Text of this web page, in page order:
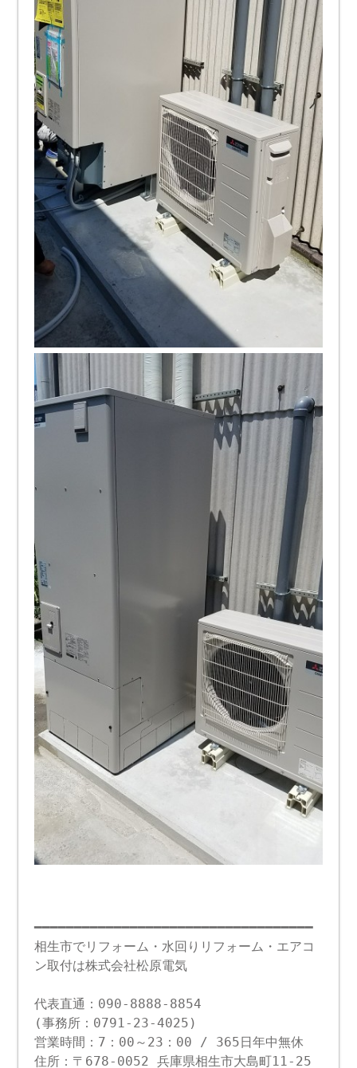
━━━━━━━━━━━━━━━━━━━━━━━━━━━━━━━━━━━
相生市でリフォーム・水回りリフォーム・エアコ
ン取付は株式会社松原電気
代表直通：090-8888-8854
(事務所：0791-23-4025)
営業時間：7：00～23：00 / 365日年中無休
住所：〒678-0052 兵庫県相生市大島町11-25